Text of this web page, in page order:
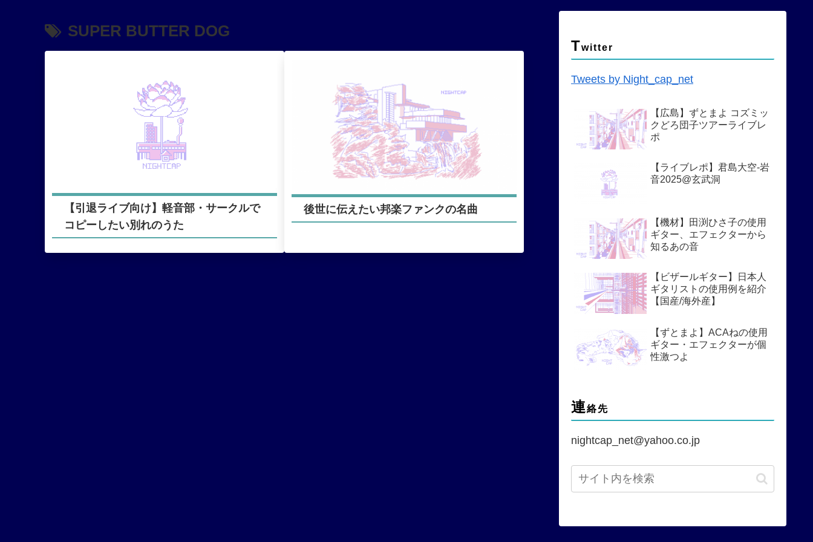
SUPER BUTTER DOG
【引退ライブ向け】軽音部・サークルで
コピーしたい別れのうた
後世に伝えたい邦楽ファンクの名曲
Twitter
Tweets by Night_cap_net
【広島】ずとまよ コズミッ
クどろ団子ツアーライブレ
ポ
【ライブレポ】君島大空-岩
音2025@玄武洞
【機材】田渕ひさ子の使用
ギター、エフェクターから
知るあの音
【ビザールギター】日本人
ギタリストの使用例を紹介
【国産/海外産】
【ずとまよ】ACAねの使用
ギター・エフェクターが個
性激つよ
連絡先
nightcap_net@yahoo.co.jp